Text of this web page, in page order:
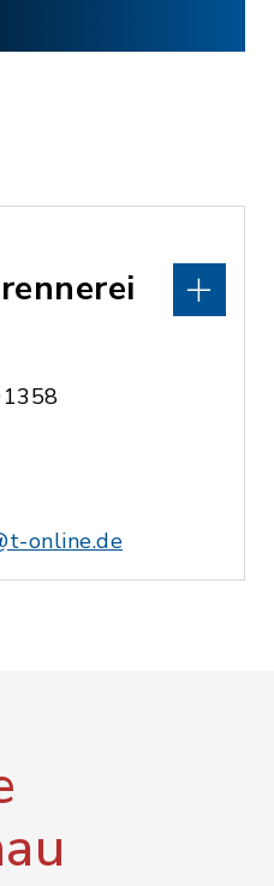
online.de